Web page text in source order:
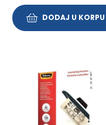
DODAJ U KORPU